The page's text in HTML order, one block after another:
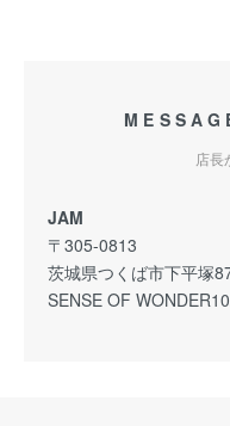
店長
JAM
〒305-0813
茨城県つくば市下平塚
SENSE OF